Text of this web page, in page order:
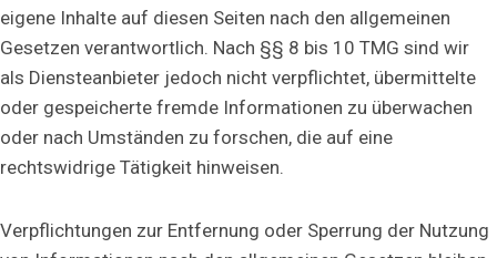
eigene Inhalte auf diesen Seiten nach den allgemeinen
Gesetzen verantwortlich. Nach §§ 8 bis 10 TMG sind wir
als Diensteanbieter jedoch nicht verpflichtet, übermittelte
oder gespeicherte fremde Informationen zu überwachen
oder nach Umständen zu forschen, die auf eine
rechtswidrige Tätigkeit hinweisen.
Verpflichtungen zur Entfernung oder Sperrung der Nutzung
M
a